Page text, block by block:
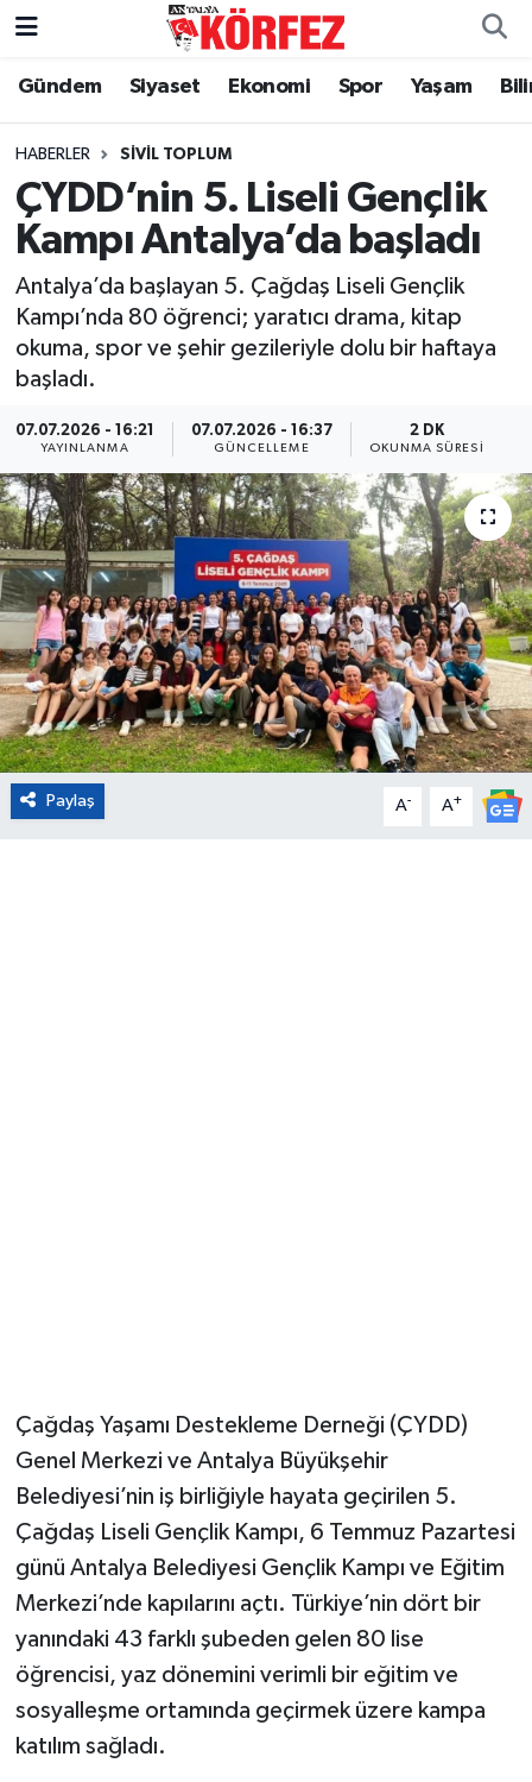
Gündem Siyaset Ekonomi Spor Yaşam
HABERLER SIVIL TOPLUM
ÇYDD’nin 5. Liseli Gençlik
Kampı Antalya’da başladı
Antalya’da başlayan 5. Çağdaş Liseli Gençlik
Kampı’nda 80 öğrenci; yaratıcı drama, kitap
okuma, spor ve şehir gezileriyle dolu bir haftaya
başladı.
07.07.2026 - 16:21
YAYINLANMA
07.07.2026 - 16:37
GÜNCELLEME
2 DK
OKUNMA SÜRESI
Paylaş A- A+
Çağdaş Yaşamı Destekleme Derneği (ÇYDD)
Genel Merkezi ve Antalya Büyükşehir
Belediyesi’nin iş birliğiyle hayata geçirilen 5.
Çağdaş Liseli Gençlik Kampı, 6 Temmuz Pazartesi
günü Antalya Belediyesi Gençlik Kampı ve Eğitim
Merkezi’nde kapılarını açtı. Türkiye’nin dört bir
yanındaki 43 farklı şubeden gelen 80 lise
öğrencisi, yaz dönemini verimli bir eğitim ve
sosyalleşme ortamında geçirmek üzere kampa
katılım sağladı.
Gündem
Siyaset
Yerel Yönetim
Spor
Yaşam
Asayiş
Dünya
Eğitim
Sağlık
Magazin
Turizm
Çevre
Nöbetçi Eczaneler
Hava Durumu
Trafik Durumu
Tüm Manşetler
Son Dakika Haberleri
Haber Arşivi